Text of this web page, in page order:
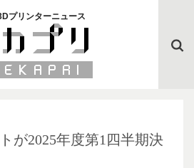
プリンターニュース
が2025年度第1四半期決